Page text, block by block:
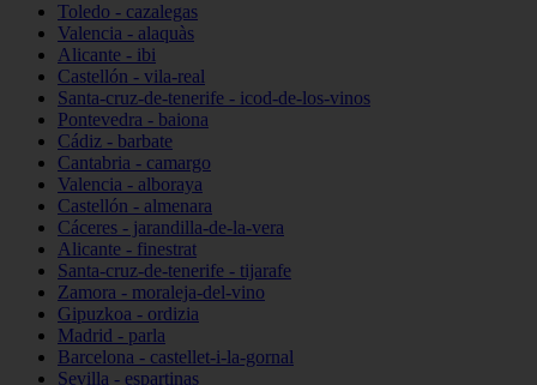
Toledo - cazalegas
Valencia - alaquàs
Alicante - ibi
Castellón - vila-real
Santa-cruz-de-tenerife - icod-de-los-vinos
Pontevedra - baiona
Cádiz - barbate
Cantabria - camargo
Valencia - alboraya
Castellón - almenara
Cáceres - jarandilla-de-la-vera
Alicante - finestrat
Santa-cruz-de-tenerife - tijarafe
Zamora - moraleja-del-vino
Gipuzkoa - ordizia
Madrid - parla
Barcelona - castellet-i-la-gornal
Sevilla - espartinas